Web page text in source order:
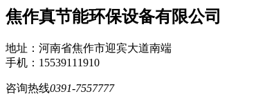
焦作真节能环保设备有限公司
地址：河南省焦作市迎宾大道南端
手机：15539111910
咨询热线0391-7557777